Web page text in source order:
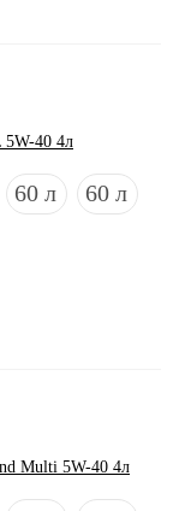
40 4л
60 л
60 л
Multi 5W-40 4л